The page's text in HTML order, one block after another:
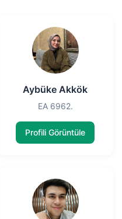
Aybüke Akkök
EA 6962.
Profili Görüntüle